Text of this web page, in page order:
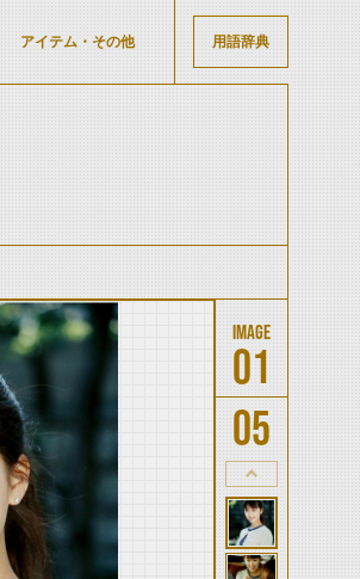
アイテム・その他 用語辞典
01
05